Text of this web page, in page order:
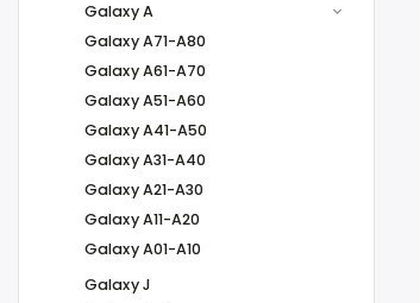
Galaxy A
Galaxy A71-A80
Galaxy A61-A70
Galaxy A51-A60
Galaxy A41-A50
Galaxy A31-A40
Galaxy A21-A30
Galaxy A11-A20
Galaxy A01-A10
Galaxy J